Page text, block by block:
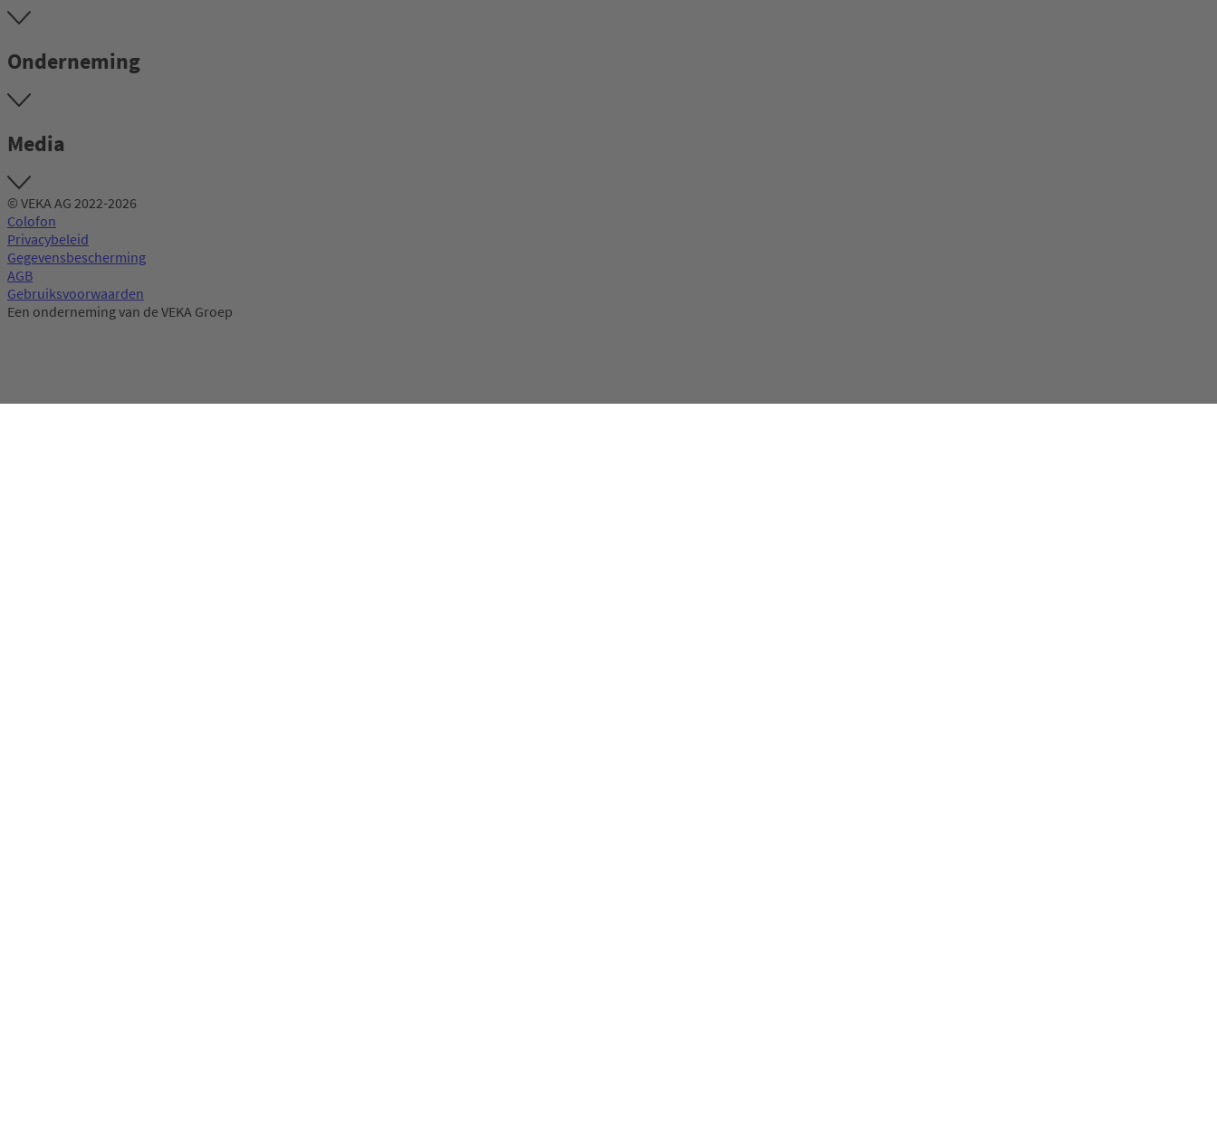
Onderneming
Media
© VEKA AG 2022-2026
Colofon
Privacybeleid
Gegevensbescherming
AGB
Gebruiksvoorwaarden
Een onderneming van de VEKA Groep